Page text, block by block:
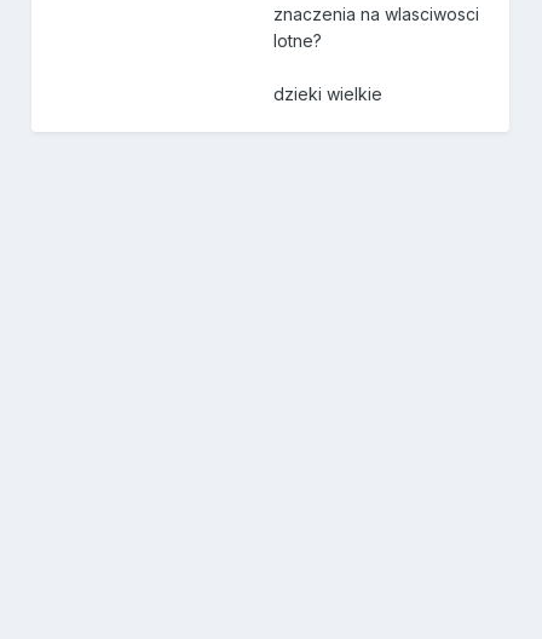
znaczenia na wlasciwosci
lotne?
dzieki wielkie